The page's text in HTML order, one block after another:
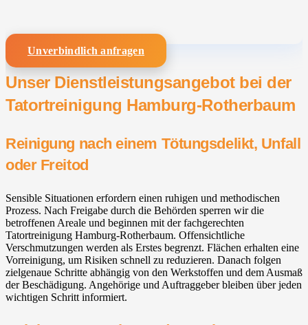
Unverbindlich anfragen
Unser Dienstleistungsangebot bei der
Tatortreinigung Hamburg-Rotherbaum
Reinigung nach einem Tötungsdelikt, Unfall
oder Freitod
Sensible Situationen erfordern einen ruhigen und methodischen
Prozess. Nach Freigabe durch die Behörden sperren wir die
betroffenen Areale und beginnen mit der fachgerechten
Tatortreinigung Hamburg-Rotherbaum. Offensichtliche
Verschmutzungen werden als Erstes begrenzt. Flächen erhalten eine
Vorreinigung, um Risiken schnell zu reduzieren. Danach folgen
zielgenaue Schritte abhängig von den Werkstoffen und dem Ausmaß
der Beschädigung. Angehörige und Auftraggeber bleiben über jeden
wichtigen Schritt informiert.